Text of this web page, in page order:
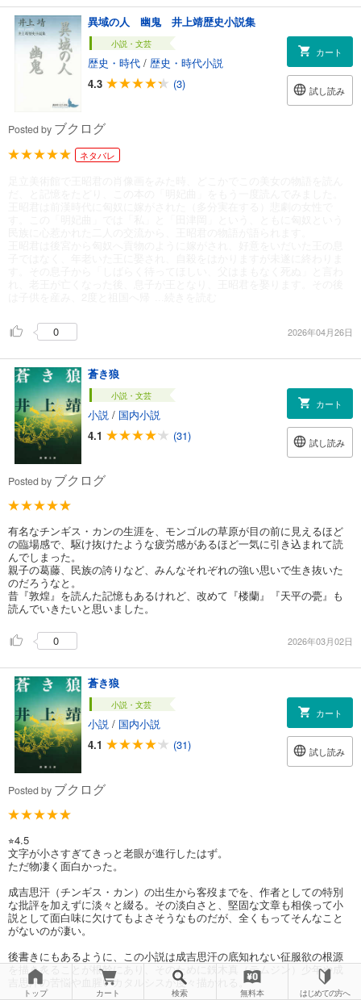
異域の人 幽鬼 井上靖歴史小説集
小説・文芸
歴史・時代 / 歴史・時代小説
4.3
(3)
カート
試し読み
Posted by ブクログ
ネタバレ
0 2026年04月26日
蒼き狼
小説・文芸
小説 / 国内小説
4.1
(31)
カート
試し読み
Posted by ブクログ
有名なチンギス・カンの生涯を、モンゴルの草原が目の前に見えるほど
の臨場感で、駆け抜けたような疲労感があるほど一気に引き込まれて読
んでしまった。
親子の葛藤、民族の誇りなど、みんなそれぞれの強い思いで生き抜いた
のだろうなと。
昔『敦煌』を読んた記憶もあるけれど、改めて『楼蘭』『天平の甍』も
読んでいきたいと思いました。
0 2026年03月02日
蒼き狼
小説・文芸
小説 / 国内小説
4.1
(31)
カート
試し読み
Posted by ブクログ
⭐︎4.5
文字が小さすぎてきっと老眼が進行したはず。
ただ物凄く面白かった。
成吉思汗（チンギス・カン）の出生から客歿までを、作者としての特別
な批評を加えずに淡々と綴る。その淡白さと、堅固な文章も相俟って小
説として面白味に欠けてもよさそうなものだが、全くもってそんなこと
がないのが凄い。
後書きにもあるように、この小説は成吉思汗の底知れない征服欲の根源
を描き炙ることが根幹にあり、そのために鉄木真（テムジン）少年や成
吉思汗の苦悩や血腥いカタルシスが度々描かれる。
トップ カート 検索 無料本 はじめての方へ